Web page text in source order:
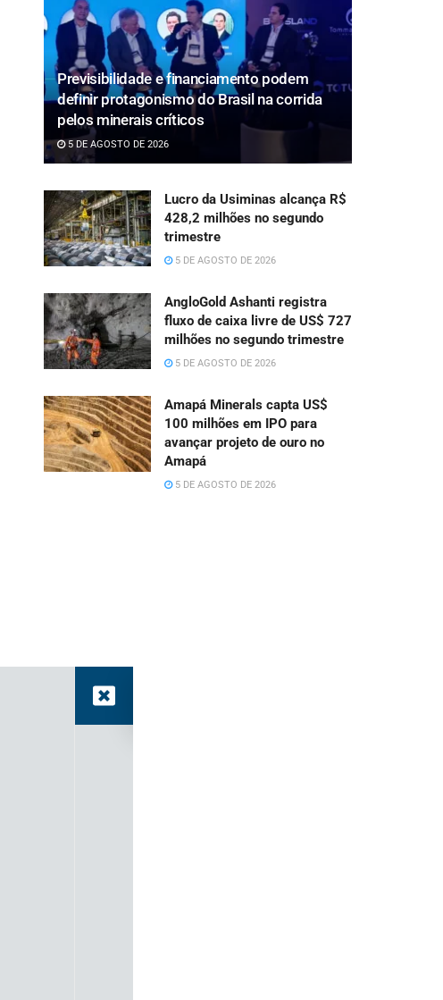
Previsibilidade e financiamento podem
definir protagonismo do Brasil na corrida
pelos minerais críticos
5 DE AGOSTO DE 2026
Lucro da Usiminas alcança R$
428,2 milhões no segundo
trimestre
5 DE AGOSTO DE 2026
AngloGold Ashanti registra
fluxo de caixa livre de US$ 727
milhões no segundo trimestre
5 DE AGOSTO DE 2026
Amapá Minerals capta US$
100 milhões em IPO para
avançar projeto de ouro no
Amapá
5 DE AGOSTO DE 2026